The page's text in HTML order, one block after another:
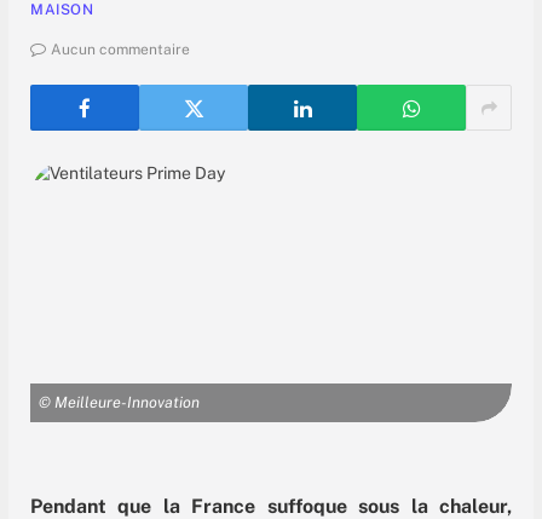
MAISON
Aucun commentaire
© Meilleure-Innovation
Pendant que la France suffoque sous la chaleur,